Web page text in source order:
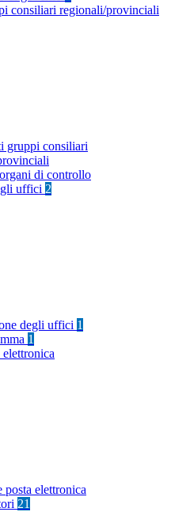
consiliari regionali/provinciali
gruppi consiliari
di controllo
uffici 2
degli uffici 1
1
posta elettronica
21